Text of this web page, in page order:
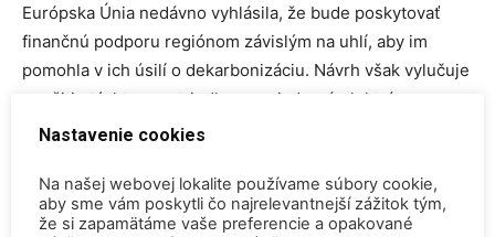
Európska Únia nedávno vyhlásila, že bude poskytovať
finančnú podporu regiónom závislým na uhlí, aby im
pomohla v ich úsilí o dekarbonizáciu. Návrh však vylučuje
použitie týchto prostriedkov pre jadrové elektrárne.
Koncom minulého roka sa niekoľko členských štátov
do roku 2050, musia mať možnosť investovať do jadrovej
energie.
Nastavenie cookies
Na našej webovej lokalite používame súbory cookie,
aby sme vám poskytli čo najrelevantnejší zážitok tým,
že si zapamätáme vaše preferencie a opakované